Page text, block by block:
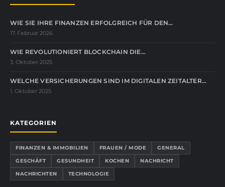
WIE SIE IHRE FINANZEN ERFOLGREICH FÜR DEN…
17. Februar 2026
WIE REVOLUTIONIERT BLOCKCHAIN DIE…
3. Oktober 2025
WELCHE VERSICHERUNGEN SIND IM DIGITALEN ZEITALTER…
1. Oktober 2025
KATEGORIEN
FINANZEN & IMMOBILIEN FRAUEN / MODE
GENERAL
GESCHÄFT
GESUNDHEIT KOCHEN
NACHRICHT
NACHRICHTEN
TECHNOLOGIE